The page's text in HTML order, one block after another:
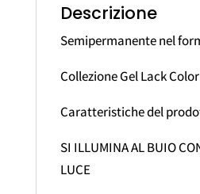
Descrizione
Semipermanente nel
Collezione Gel Lack Color
Caratteristiche del
SI ILLUMINA AL BUIO
LUCE